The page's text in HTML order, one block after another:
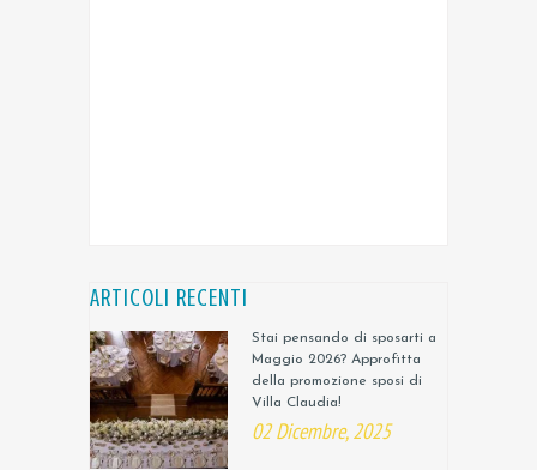
ARTICOLI RECENTI
Stai pensando di sposarti a
Maggio 2026? Approfitta
della promozione sposi di
Villa Claudia!
02 Dicembre, 2025